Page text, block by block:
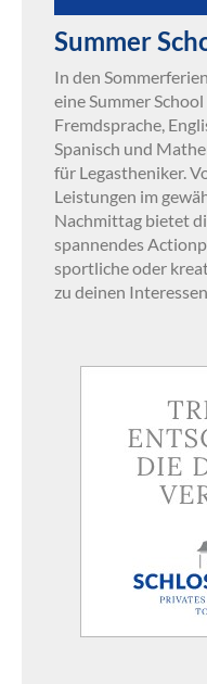
Summer
In den
eine Summer
Fremdsprache,
Spanisch und
für Legastheniker.
Leistungen im
Nachmittag bietet
spannendes
sportliche oder
zu deinen Interessen